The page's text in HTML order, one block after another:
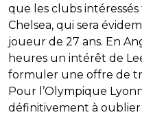
que les clubs
Chelsea, qui sera
joueur de 27 ans. En
heures un intérêt de
formuler une offre de
Pour l’Olympique
définitivement à